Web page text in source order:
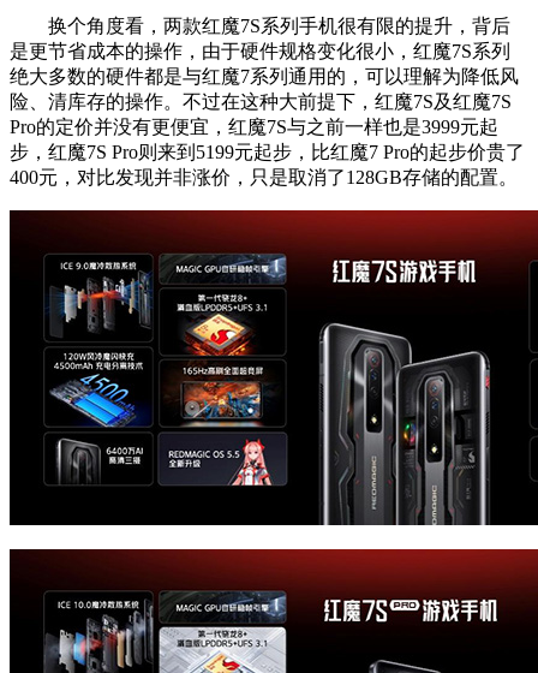
换个角度看，两款红魔7S系列手机很有限的提升，背后
是更节省成本的操作，由于硬件规格变化很小，红魔7S系列
绝大多数的硬件都是与红魔7系列通用的，可以理解为降低风
险、清库存的操作。不过在这种大前提下，红魔7S及红魔7S
Pro的定价并没有更便宜，红魔7S与之前一样也是3999元起
步，红魔7S Pro则来到5199元起步，比红魔7 Pro的起步价贵了
400元，对比发现并非涨价，只是取消了128GB存储的配置。